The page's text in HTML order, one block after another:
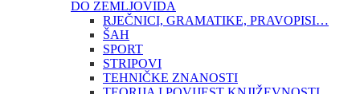
DO ZEMLJOVIDA
RJEČNICI, GRAMATIKE, PRAVOPISI…
ŠAH
SPORT
STRIPOVI
TEHNIČKE ZNANOSTI